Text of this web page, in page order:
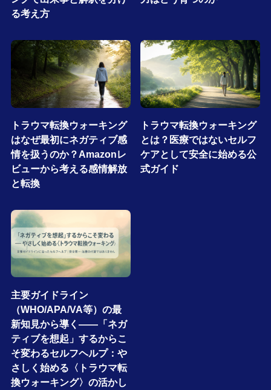
る考え方
トラウマ転換ウォーキング
はなぜ最初にネガティブ感
情を扱うのか？Amazonレ
ビューから考える感情解放
と転換
トラウマ転換ウォーキング
とは？医療ではないセルフ
ケアとして安全に始める公
式ガイド
主要ガイドライン
（WHO/APA/VA等）の最
新知見から導く――「ネガ
ティブを想起」するからこ
そ変わるセルフヘルプ：や
さしく始める〈トラウマ転
換ウォーキング〉の活かし